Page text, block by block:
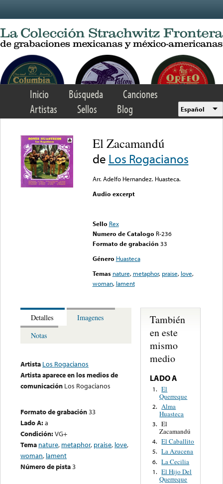
Inicio Búsqueda
Canciones
Artistas
Sellos Blog Español
El Zacamandú
de Los Rogacianos
Arr. Adelfo Hernandez. Huasteca.
Audio excerpt
Sello Rex
Numero de Catalogo R-236
Formato de grabación 33
Género Huasteca
Temas nature, metaphor, praise, love,
woman, lament
Detalles
Imagenes
Notas
Artista Los Rogacianos
Artista aparece en los medios de
comunicación Los Rogacianos
Formato de grabación33
Lado A:a
Condición:VG+
Tema nature, metaphor, praise, love,
woman, lament
Número de pista3
También
en este
mismo
medio
LADO A
1. El
Querreque
2. Alma
Huasteca
3. El
Zacamandú
4. El Caballito
5. La Azucena
6. La Cecilia
1. El Hijo Del
Querreque